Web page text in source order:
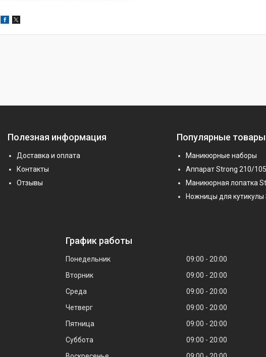
Полезная информация
Доставка и оплата
Контакты
Отзывы
Популярные товары
Маникюрные наборы
Аппарат Strong 210/
Маникюрная лопатка
Ножницы для кутикулы
График работы
Понедельник 09:00
20:00
Вторник
09:00
20:00
Среда
09:00
20:00
Четверг
09:00
20:00
Пятница
09:00
20:00
Суббота
09:00
20:00